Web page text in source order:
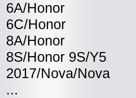
6A/Honor
6C/Honor
8A/Honor
8S/Honor 9S/Y5
2017/Nova/Nova
...